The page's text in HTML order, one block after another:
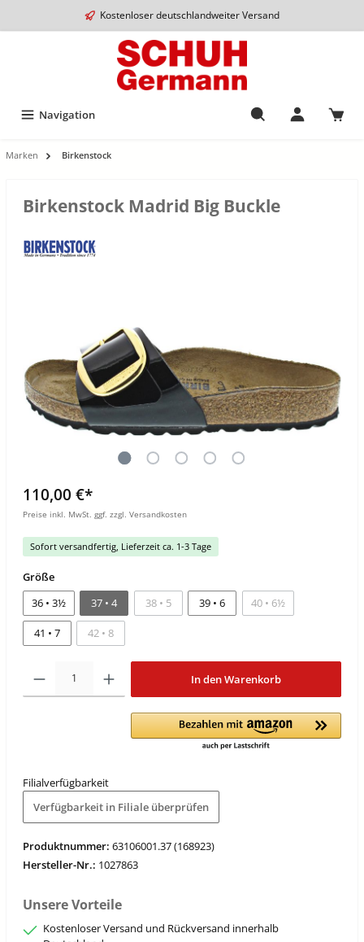
Kostenloser deutschlandweiter Versand
Navigation
Marken Birkenstock
Birkenstock Madrid Big Buckle
110,00 €*
Preise inkl. MwSt. ggf. zzgl. Versandkosten
Sofort versandfertig, Lieferzeit ca. 1-3 Tage
Größe
36 • 3½
37 • 4 38 • 5 39 • 6 40 • 6½
41 • 7 42 • 8
In den Warenkorb
Filialverfügbarkeit
Verfügbarkeit in Filiale überprüfen
Produktnummer: 63106001.37 (168923)
Hersteller-Nr.: 1027863
Unsere Vorteile
Kostenloser Versand und Rückversand innerhalb